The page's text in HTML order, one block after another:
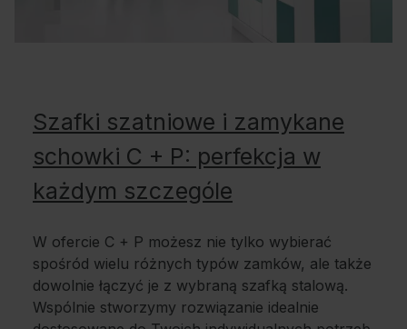
Szafki szatniowe i zamykane
schowki C + P: perfekcja w
każdym szczególe
W ofercie C + P możesz nie tylko wybierać
spośród wielu różnych typów zamków, ale także
dowolnie łączyć je z wybraną szafką stalową.
Wspólnie stworzymy rozwiązanie idealnie